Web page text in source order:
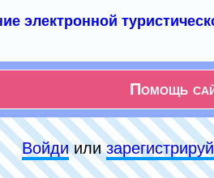
электронной
Помощь
Войдиили